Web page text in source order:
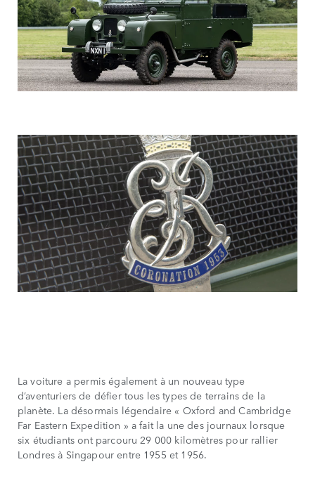
La voiture a permis également à un nouveau type
d’aventuriers de défier tous les types de terrains de la
planète. La désormais légendaire « Oxford and Cambridge
Far Eastern Expedition » a fait la une des journaux lorsque
six étudiants ont parcouru 29 000 kilomètres pour rallier
Londres à Singapour entre 1955 et 1956.